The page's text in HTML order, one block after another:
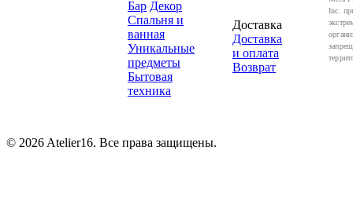
Бар Декор
Спальня и
ванная
Уникальные
предметы
Бытовая
техника
Доставка
Доставка
и оплата
Возврат
Inc.
© 2026 Atelier16. Все права защищены.